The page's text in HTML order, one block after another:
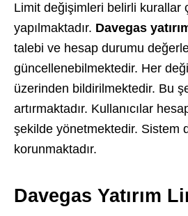
Limit değişimleri belirli kurallar
yapılmaktadır. Davegas
talebi ve hesap durumu
güncellenebilmektedir. Her
üzerinden bildirilmektedir. Bu
artırmaktadır. Kullanıcılar
şekilde yönetmektedir. Sistem
korunmaktadır.
Davegas Yatırım